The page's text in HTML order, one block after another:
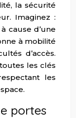
la sécurité
Imaginez :
cause d’une
à mobilité
d’accès.
les clés
les
portes